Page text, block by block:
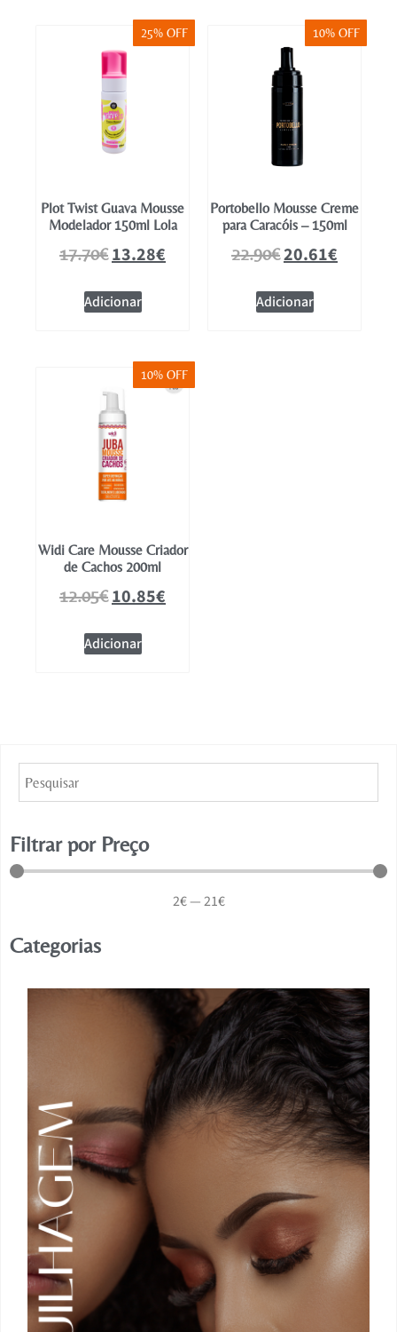
25% OFF
Plot Twist Guava Mousse
Modelador 150ml Lola
17.70€13.28€
Adicionar
10% OFF
Portobello Mousse Creme
para Caracóis – 150ml
22.90€20.61€
Adicionar
10% OFF
Widi Care Mousse Criador
de Cachos 200ml
12.05€10.85€
Adicionar
Filtrar por Preço
2€—21€
Categorias